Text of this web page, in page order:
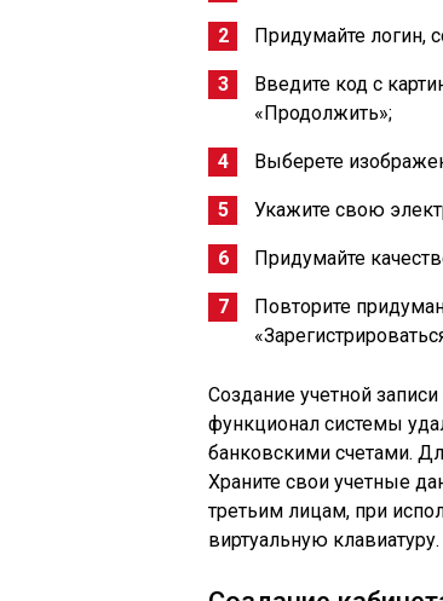
Придумайте логин,
Введите код с
«Продолжить»;
Выберете
Укажите свою
Придумайте
Повторите
Создание учетной
функционал системы
банковскими счетами.
Храните свои учетные
третьим лицам, при
виртуальную клавиатуру.